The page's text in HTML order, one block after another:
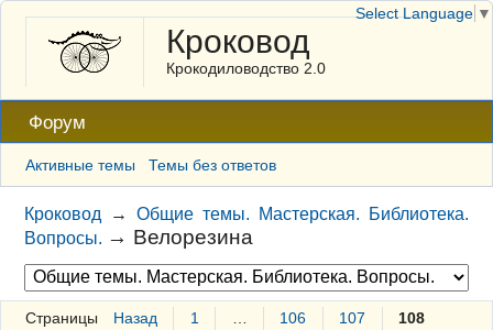
Кроковод
Крокодиловодство 2.0
Форум
Активные темы Темы без ответов
Кроковод →Общие темы. Мастерская. Библиотека.
Вопросы. → Велорезина
Страницы Назад 1 106 107
108
Select Language ▼